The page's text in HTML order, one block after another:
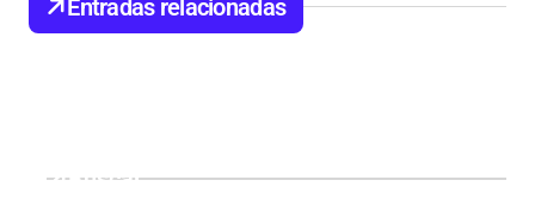
e
Entradas relacionadas
Buscar